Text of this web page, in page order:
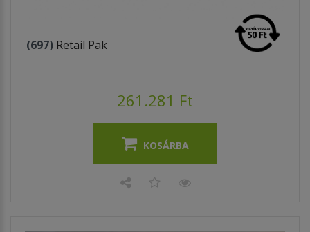
(697) Retail Pak
261.281 Ft
KOSÁRBA